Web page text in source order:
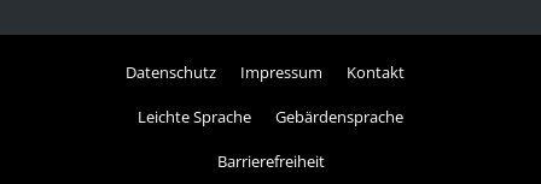
Datenschutz Impressum Kontakt
Leichte Sprache Gebärdensprache
Barrierefreiheit